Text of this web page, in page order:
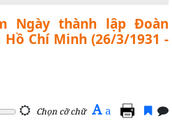
Ngày thành lập Đoàn
Chí Minh (26/3/1931 -
Chọn cỡ chữ A a